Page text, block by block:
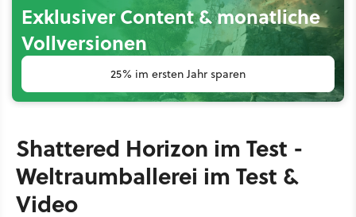
Exklusiver Content & monatliche
Vollversionen
25% im ersten Jahr sparen
Shattered Horizon im Test -
Weltraumballerei im Test &
Video